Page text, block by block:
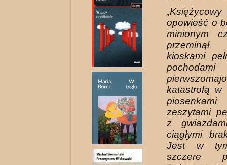
opowieść o
minionym
kioskami
pochodami
katastrofą w
zeszytami
z
ciągłymi
Jest w
szczere